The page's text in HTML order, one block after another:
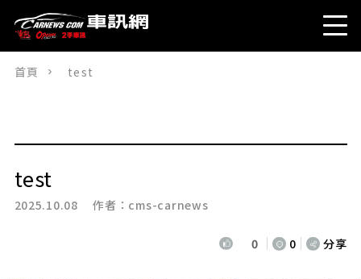
首頁 test
test
2025.10.08 作者： cms-carnews
0 0 分享